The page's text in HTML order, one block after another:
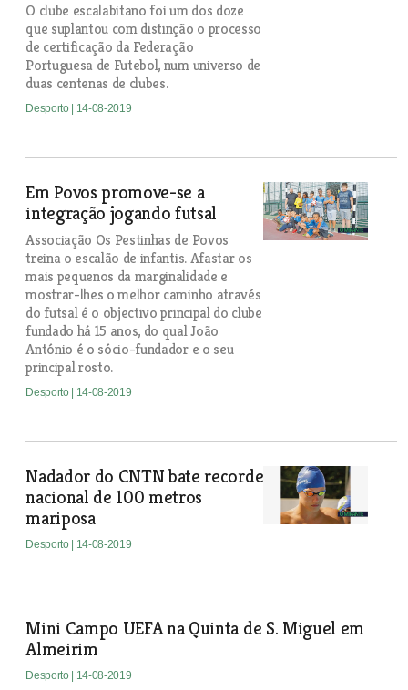
O clube escalabitano foi um dos doze
que suplantou com distinção o processo
de certificação da Federação
Portuguesa de Futebol, num universo de
duas centenas de clubes.
Desporto | 14-08-2019
Em Povos promove-se a
integração jogando futsal
Associação Os Pestinhas de Povos
treina o escalão de infantis. Afastar os
mais pequenos da marginalidade e
mostrar-lhes o melhor caminho através
do futsal é o objectivo principal do clube
fundado há 15 anos, do qual João
António é o sócio-fundador e o seu
principal rosto.
Desporto | 14-08-2019
Nadador do CNTN bate recorde
nacional de 100 metros
mariposa
Desporto | 14-08-2019
Mini Campo UEFA na Quinta de S. Miguel em
Almeirim
Desporto | 14-08-2019